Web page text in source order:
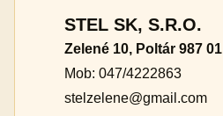
STEL SK, S.R.O.
Zelené 10, Poltár 987 01
Mob: 047/4222863
stelzelene@gmail.com